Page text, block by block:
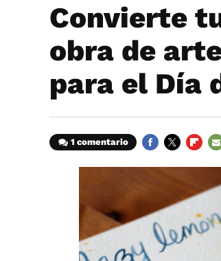
Convierte
obra de
para el Día
1 comentario